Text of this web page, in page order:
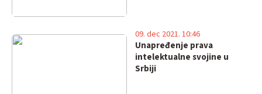
Unapređenje prava
intelektualne svojine u
Srbiji
09. dec 2021. 10:46